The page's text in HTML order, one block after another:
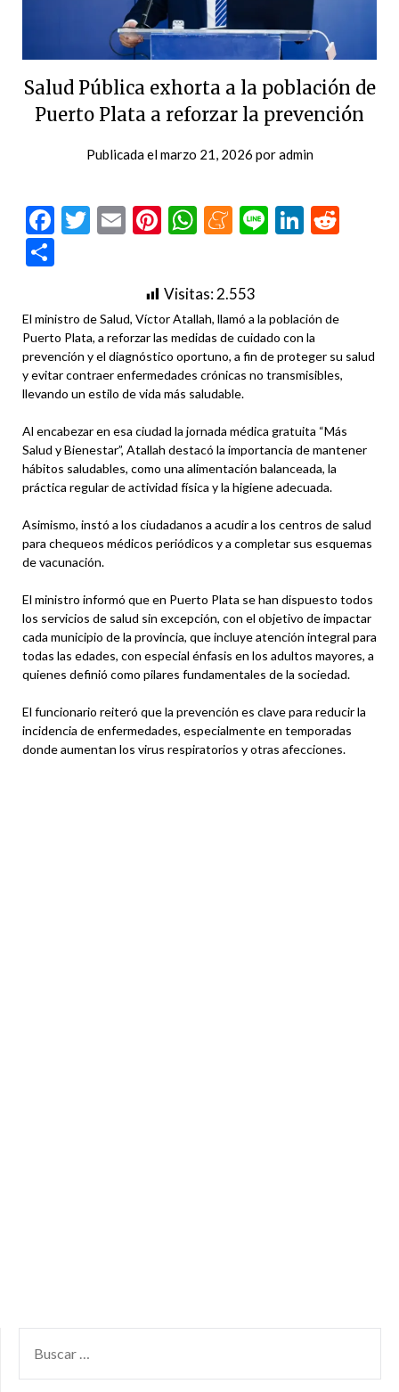
Salud Pública exhorta a la población de
Puerto Plata a reforzar la prevención
Publicada elmarzo 21, 2026 poradmin
Facebook
Twitter
EmailPinterest
WhatsApp
Meneame
Line
Visitas:2.553
El ministro de Salud, Víctor Atallah, llamó a la población de
Puerto Plata, a reforzar las medidas de cuidado con la
prevención y el diagnóstico oportuno, a fin de proteger su salud
y evitar contraer enfermedades crónicas no transmisibles,
llevando un estilo de vida más saludable.
Al encabezar en esa ciudad la jornada médica gratuita “Más
Salud y Bienestar”, Atallah destacó la importancia de mantener
hábitos saludables, como una alimentación balanceada, la
práctica regular de actividad física y la higiene adecuada.
Asimismo, instó a los ciudadanos a acudir a los centros de salud
para chequeos médicos periódicos y a completar sus esquemas
de vacunación.
El ministro informó que en Puerto Plata se han dispuesto todos
los servicios de salud sin excepción, con el objetivo de impactar
cada municipio de la provincia, que incluye atención integral para
todas las edades, con especial énfasis en los adultos mayores, a
quienes definió como pilares fundamentales de la sociedad.
El funcionario reiteró que la prevención es clave para reducir la
incidencia de enfermedades, especialmente en temporadas
donde aumentan los virus respiratorios y otras afecciones.